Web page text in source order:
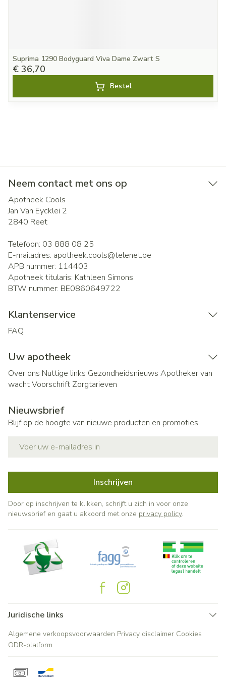
Suprima 1290 Bodyguard Viva Dame Zwart S
€ 36,70
Bestel
Neem contact met ons op
Apotheek Cools
Jan Van Eycklei 2
2840 Reet
Telefoon: 03 888 08 25
E-mailadres: apotheek.cools@telenet.be
APB nummer: 114403
Apotheek titularis: Kathleen Simons
BTW nummer: BE0860649722
Klantenservice
FAQ
Uw apotheek
Over ons Nuttige links Gezondheidsnieuws Apotheker van
wachtVoorschrift Zorgtarieven
Nieuwsbrief
Blijf op de hoogte van nieuwe producten en promoties
Inschrijven
Door op inschrijven te klikken, schrijft u zich in voor onze
nieuwsbrief en gaat u akkoord met onze privacy policy.
Juridische links
Algemene verkoopsvoorwaarden Privacy disclaimer Cookies
ODR-platform